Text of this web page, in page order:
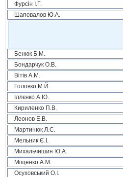
Фурсін І.Г.
Шаповалов Ю.А.
Бенюк Б.М.
Бондарчук О.В.
Вітів А.М.
Головко М.Й.
Іллєнко А.Ю.
Кириленко П.В.
Леонов Е.В.
Мартинюк Л.С.
Мельник Є.І.
Михальчишин Ю.А.
Міщенко А.М.
Осуховський О.І.